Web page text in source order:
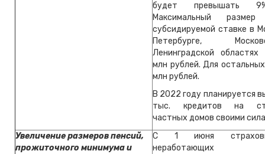
будет превышать
Максимальный
субсидируемой ставке в
Петербурге,
Ленинградской
млн рублей. Для
млн рублей.
В 2022 году планируется
тыс. кредитов на
частных домов своими
Увеличение размеров пенсий,
прожиточного минимума и
C 1 июня
неработающих